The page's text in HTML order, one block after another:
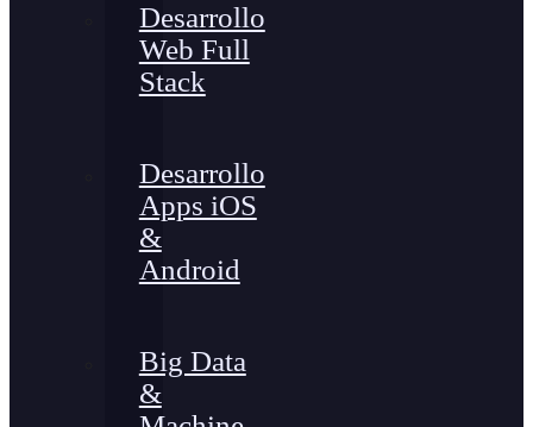
Desarrollo
Web Full
Stack
Desarrollo
Apps iOS
&
Android
Big Data
&